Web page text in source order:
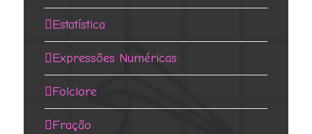
Estatística
Expressões Numéricas
Folclore
Fração